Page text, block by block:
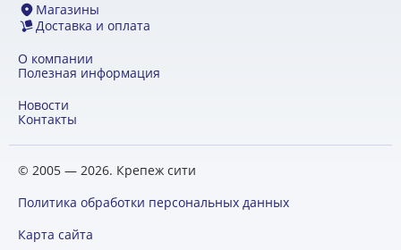
Магазины
Доставка и оплата
О компании
Полезная информация
Новости
Контакты
© 2005 — 2026. Крепеж сити
Политика обработки персональных данных
Карта сайта